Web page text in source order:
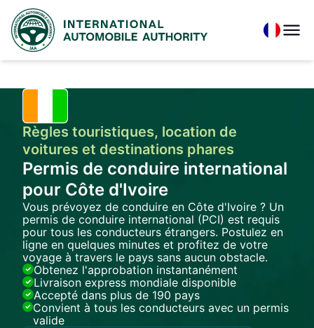
Règles touristiques, location de
voitures et destinations phares
Permis de conduire international
pour Côte d'Ivoire
Vous prévoyez de conduire en Côte d'Ivoire ? Un
permis de conduire international (PCI) est requis
pour tous les conducteurs étrangers. Postulez en
ligne en quelques minutes et profitez de votre
voyage à travers le pays sans aucun obstacle.
Obtenez l'approbation instantanément
Livraison express mondiale disponible
Accepté dans plus de 190 pays
Convient à tous les conducteurs avec un permis
valide